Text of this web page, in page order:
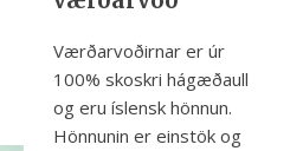
Værðarvoðirnar er úr
100% skoskri hágæðaull
og eru íslensk hönnun.
Hönnunin er einstök og